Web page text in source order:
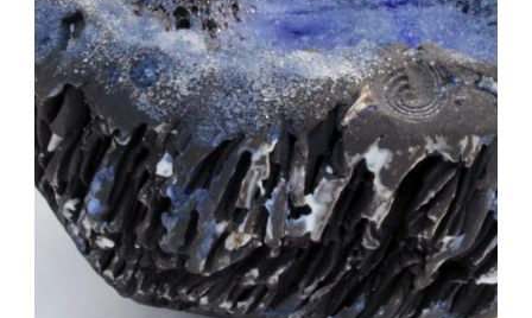
Auteur/autrice